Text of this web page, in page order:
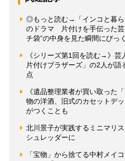
◎もっと読む→「インコと暮ら
のドラマ 片付けを手伝った芸
チ袋”の中身を見た瞬間にびっ
《シリーズ第1回を読む→》芸
片付けブラザーズ」の2人が語
点
《遺品整理業者が買い取った
物の洋酒、旧式のカセットデ
がつくことも
北川景子が実践するミニマリ
シュレッダーに
「宝物」から捨てる中村メイ